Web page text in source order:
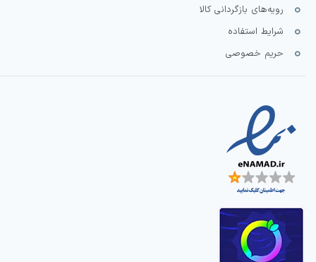
رویه‌های بازگردانی کالا
شرایط استفاده
حریم خصوصی